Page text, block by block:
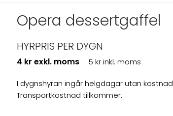
Opera dessertgaffel
HYRPRIS PER DYGN
4 kr exkl. moms 5 kr inkl. moms
I dygnshyran ingår helgdagar utan
Transportkostnad tillkommer.